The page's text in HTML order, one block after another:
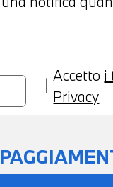
Accetto i
Privacy